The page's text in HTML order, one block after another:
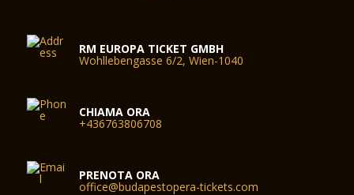
RM EUROPA TICKET GMBH
Wohllebengasse 6/2, Wien-1040
CHIAMA ORA
+436763806708
PRENOTA ORA
office@budapestopera-tickets.com